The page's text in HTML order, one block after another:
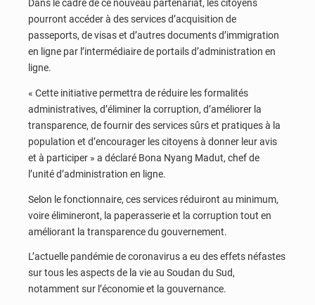
Dans le cadre de ce nouveau partenariat, les citoyens
pourront accéder à des services d’acquisition de
passeports, de visas et d’autres documents d’immigration
en ligne par l’intermédiaire de portails d’administration en
ligne.
« Cette initiative permettra de réduire les formalités
administratives, d’éliminer la corruption, d’améliorer la
transparence, de fournir des services sûrs et pratiques à la
population et d’encourager les citoyens à donner leur avis
et à participer » a déclaré Bona Nyang Madut, chef de
l’unité d’administration en ligne.
Selon le fonctionnaire, ces services réduiront au minimum,
voire élimineront, la paperasserie et la corruption tout en
améliorant la transparence du gouvernement.
L’actuelle pandémie de coronavirus a eu des effets néfastes
sur tous les aspects de la vie au Soudan du Sud,
notamment sur l’économie et la gouvernance.